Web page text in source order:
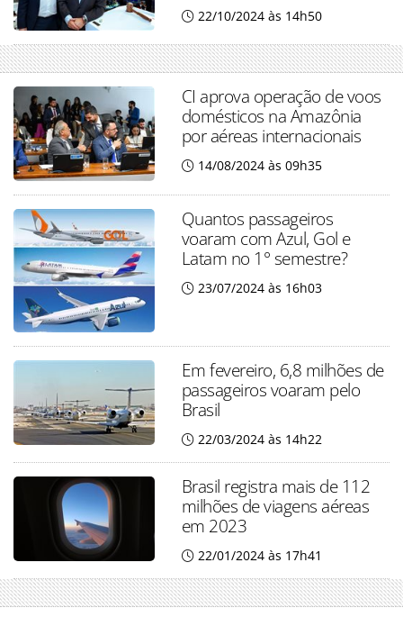
22/10/2024 às 14h50
CI aprova operação de voos
domésticos na Amazônia
por aéreas internacionais
14/08/2024 às 09h35
Quantos passageiros
voaram com Azul, Gol e
Latam no 1° semestre?
23/07/2024 às 16h03
Em fevereiro, 6,8 milhões de
passageiros voaram pelo
Brasil
22/03/2024 às 14h22
Brasil registra mais de 112
milhões de viagens aéreas
em 2023
22/01/2024 às 17h41